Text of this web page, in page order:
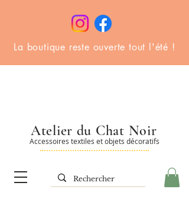
La boutique reste ouverte tout l'été !
Accessoires textiles et objets décoratifs
Atelier du Chat Noir